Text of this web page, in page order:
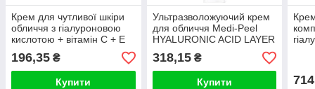
Крем для чутливої шкіри
обличчя з гіалуроновою
кислотою + вітамін С + Е
Sane Hyaluronic Acid +
Vitam
196,35 ₴
Купити
Ультразволожуючий крем
для обличчя Medi-Peel
HYALURONIC ACID LAYER
MOOLTOX CREAM
318,15₴
Купити
75m
714